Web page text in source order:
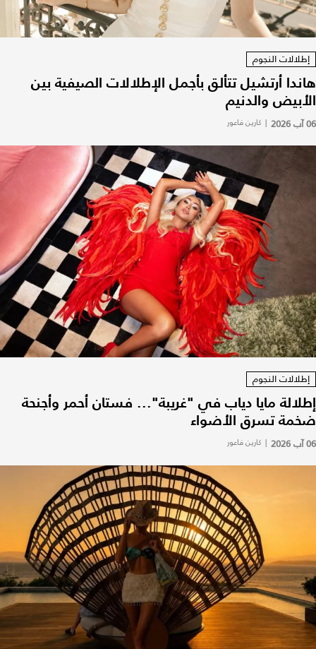
إطلالات النجوم
هاندا أرتشيل تتألق بأجمل الإطلالات الصيفية بين
الأبيض والدنيم
06 آب 2026 | كارين فاعور
إطلالات النجوم
إطلالة مايا دياب في "غريبة"... فستان أحمر وأجنحة
ضخمة تسرق الأضواء
06 آب 2026 | كارين فاعور